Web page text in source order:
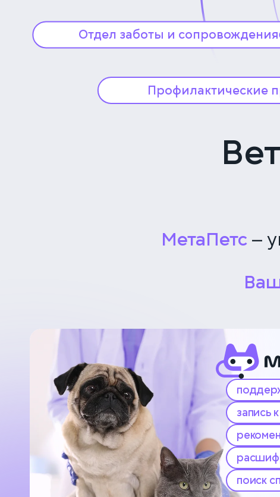
Профилактические
подарить своему питомцу
Отдел заботы и сопровождения
и напоминаний о визитах до подробных
консультаций после лечения.
стадиях и подбирать наиболее
эффективные схемы лечения.
МетаПетс—
запись
поиск